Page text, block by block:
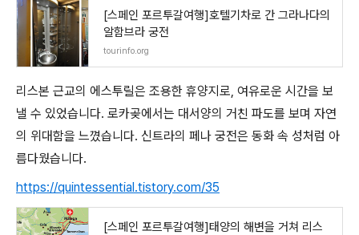
[스페인 포르투갈여행]호텔기차로 간 그라나다의
알함브라 궁전
tourinfo.org
리스본 근교의 에스투릴은 조용한 휴양지로, 여유로운 시간을 보
낼 수 있었습니다. 로카곶에서는 대서양의 거친 파도를 보며 자연
의 위대함을 느꼈습니다. 신트라의 페나 궁전은 동화 속 성처럼 아
름다웠습니다.
https://quintessential.tistory.com/35
[스페인 포르투갈여행]태양의 해변을 거쳐 리스